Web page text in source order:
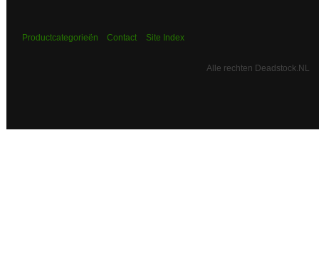
Productcategorieën Contact Site Index
Alle rechten Deadstock.NL